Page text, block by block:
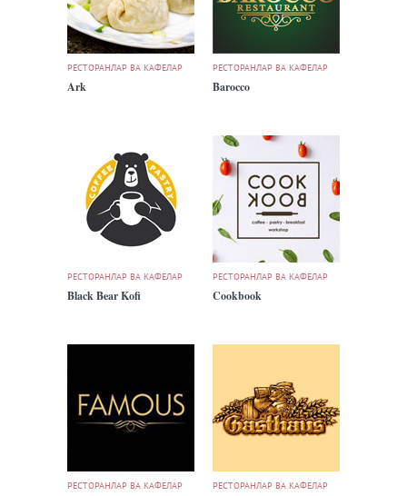
РЕСТОРАНЛАР ВА КАФЕЛАР
Ark
РЕСТОРАНЛАР ВА КАФЕЛАР
Barocco
РЕСТОРАНЛАР ВА КАФЕЛАР
Black Bear Kofi
РЕСТОРАНЛАР ВА КАФЕЛАР
Cookbook
РЕСТОРАНЛАР ВА КАФЕЛАР РЕСТОРАНЛАР ВА КАФЕЛАР